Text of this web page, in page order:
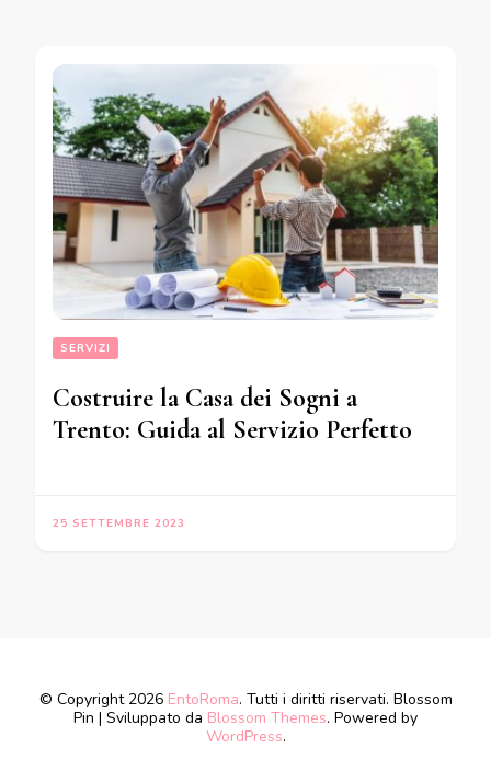
SERVIZI
Costruire la Casa dei Sogni a
Trento: Guida al Servizio Perfetto
25 SETTEMBRE 2023
© Copyright 2026 EntoRoma. Tutti i diritti riservati. Blossom
Pin | Sviluppato da Blossom Themes. Powered by
WordPress.